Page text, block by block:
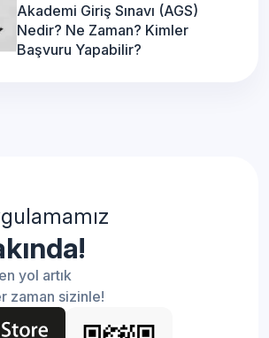
Akademi Giriş Sınavı (AGS)
Nedir? Ne Zaman? Kimler
Başvuru Yapabilir?
yol artık
zaman sizinle!